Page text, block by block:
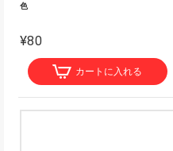
色
¥80
カートに入れる